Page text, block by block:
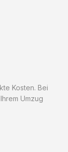
Kosten. Bei
Umzug